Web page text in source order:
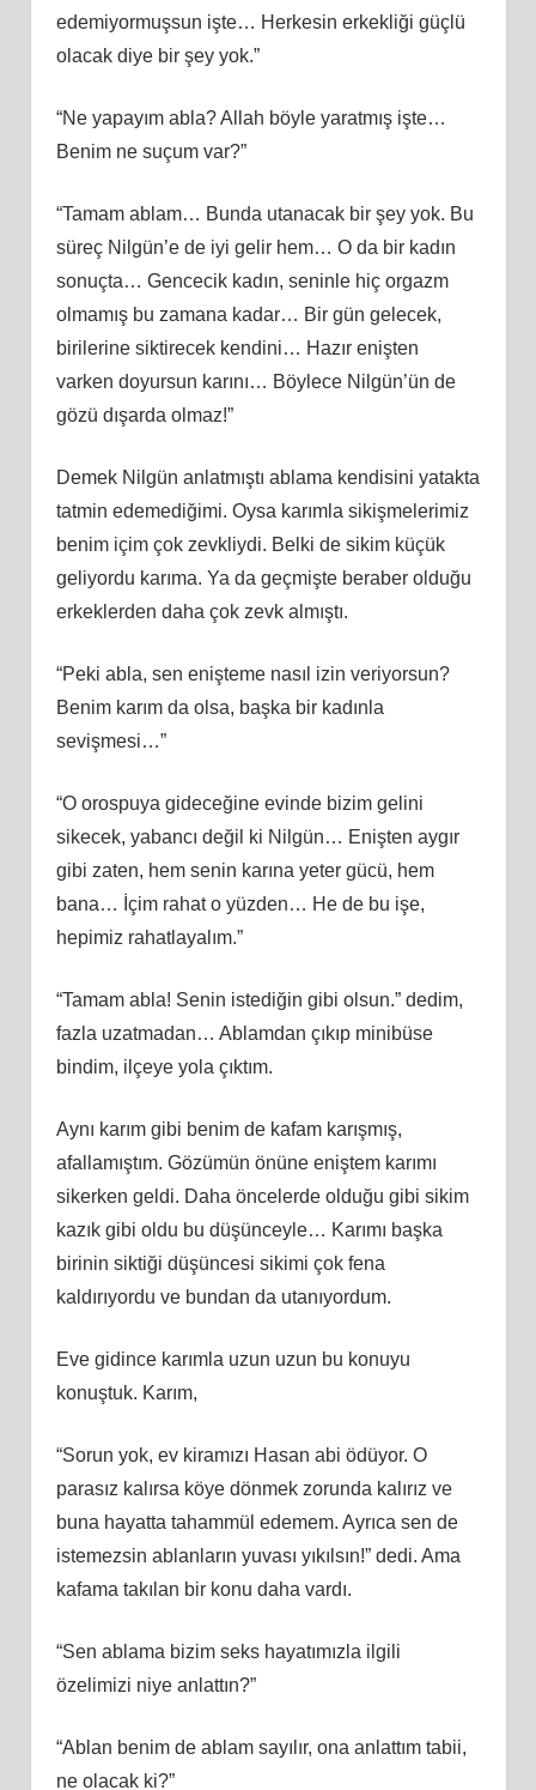
edemiyormuşsun işte… Herkesin erkekliği güçlü
olacak diye bir şey yok.”
“Ne yapayım abla? Allah böyle yaratmış işte…
Benim ne suçum var?”
“Tamam ablam… Bunda utanacak bir şey yok. Bu
süreç Nilgün’e de iyi gelir hem… O da bir kadın
sonuçta… Gencecik kadın, seninle hiç orgazm
olmamış bu zamana kadar… Bir gün gelecek,
birilerine siktirecek kendini… Hazır enişten
varken doyursun karını… Böylece Nilgün’ün de
gözü dışarda olmaz!”
Demek Nilgün anlatmıştı ablama kendisini yatakta
tatmin edemediğimi. Oysa karımla sikişmelerimiz
benim içim çok zevkliydi. Belki de sikim küçük
geliyordu karıma. Ya da geçmişte beraber olduğu
erkeklerden daha çok zevk almıştı.
“Peki abla, sen enişteme nasıl izin veriyorsun?
Benim karım da olsa, başka bir kadınla
sevişmesi…”
“O orospuya gideceğine evinde bizim gelini
sikecek, yabancı değil ki Nilgün… Enişten aygır
gibi zaten, hem senin karına yeter gücü, hem
bana… İçim rahat o yüzden… He de bu işe,
hepimiz rahatlayalım.”
“Tamam abla! Senin istediğin gibi olsun.” dedim,
fazla uzatmadan… Ablamdan çıkıp minibüse
bindim, ilçeye yola çıktım.
Aynı karım gibi benim de kafam karışmış,
afallamıştım. Gözümün önüne eniştem karımı
sikerken geldi. Daha öncelerde olduğu gibi sikim
kazık gibi oldu bu düşünceyle… Karımı başka
birinin siktiği düşüncesi sikimi çok fena
kaldırıyordu ve bundan da utanıyordum.
Eve gidince karımla uzun uzun bu konuyu
konuştuk. Karım,
“Sorun yok, ev kiramızı Hasan abi ödüyor. O
parasız kalırsa köye dönmek zorunda kalırız ve
buna hayatta tahammül edemem. Ayrıca sen de
istemezsin ablanların yuvası yıkılsın!” dedi. Ama
kafama takılan bir konu daha vardı.
“Sen ablama bizim seks hayatımızla ilgili
özelimizi niye anlattın?”
“Ablan benim de ablam sayılır, ona anlattım tabii,
ne olacak ki?”